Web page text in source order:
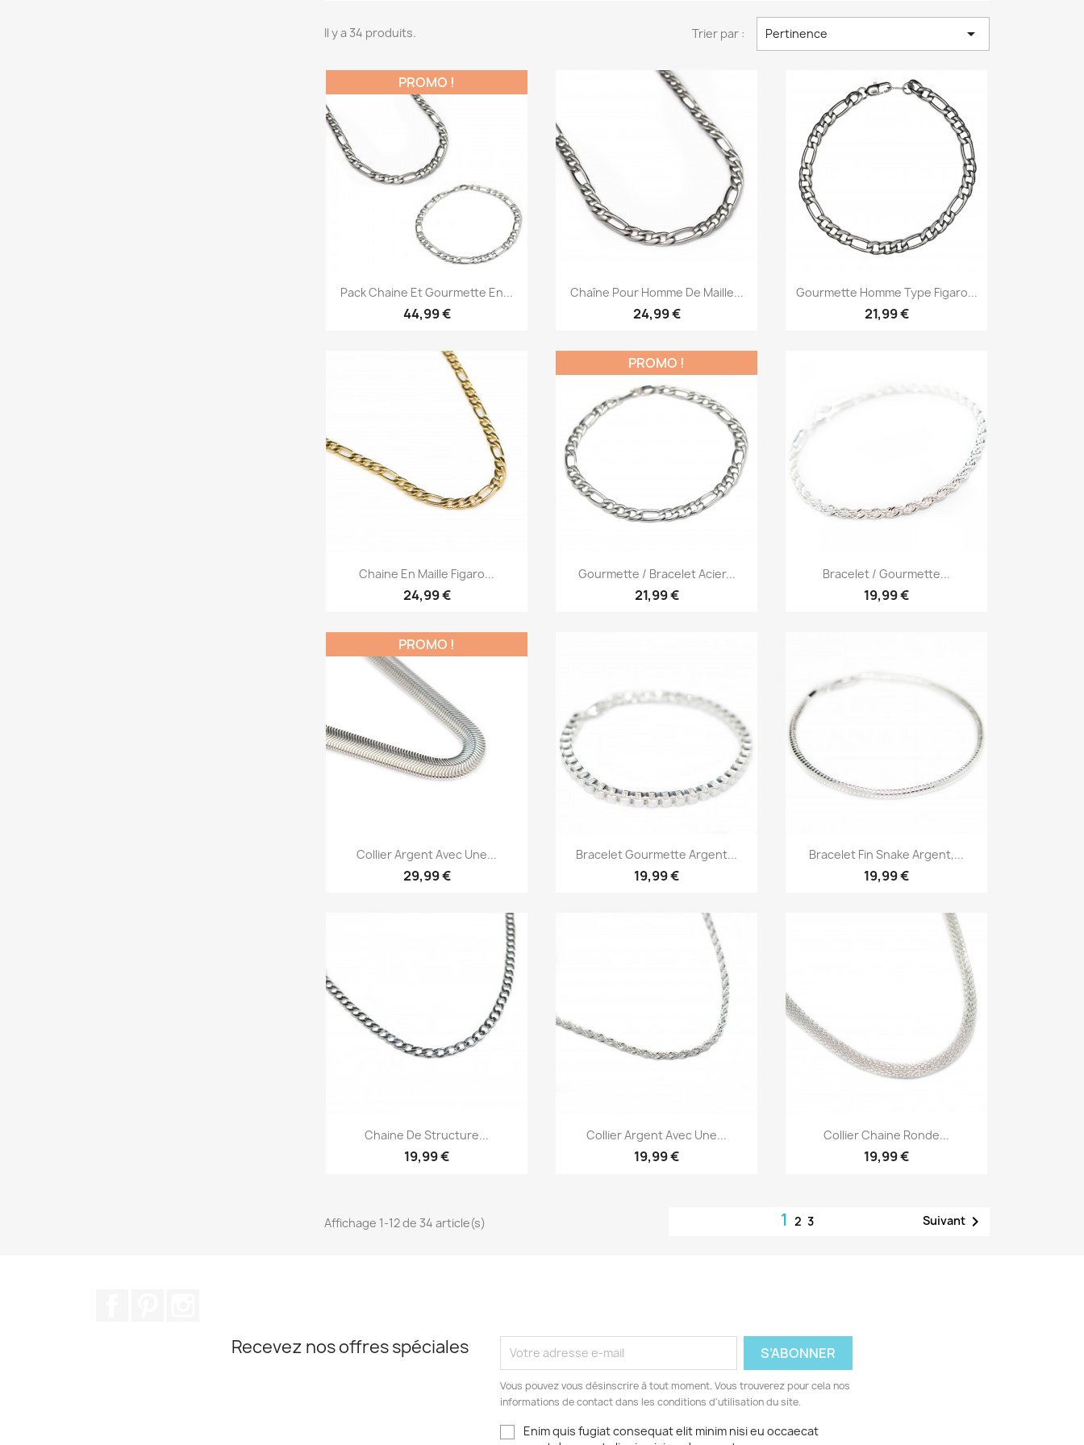
Il y a 34 produits. Trier par : Pertinence 
Aperçu rapide
Pack Chaine Et Gourmette En...
44,99 €
PROMO !
Aperçu rapide
Chaîne Pour Homme De Maille...
24,99 €
Aperçu rapide
Gourmette Homme Type Figaro...
21,99 €
Aperçu rapide
Chaine En Maille Figaro...
24,99 €
Aperçu rapide
Gourmette / Bracelet Acier...
21,99 €
PROMO !
Aperçu rapide
Bracelet / Gourmette...
19,99 €
Aperçu rapide
Collier Argent Avec Une...
29,99 €
PROMO !
Aperçu rapide
Bracelet Gourmette Argent...
19,99 €
Aperçu rapide
Bracelet Fin Snake Argent,...
19,99 €
Aperçu rapide
Chaine De Structure...
19,99 €
Aperçu rapide
Collier Argent Avec Une...
19,99 €
Aperçu rapide
Collier Chaine Ronde...
19,99 €
Affichage 1-12 de 34 article(s) 123 Suivant
Recevez nos offres spéciales
Vous pouvez vous désinscrire à tout moment. Vous trouverez pour cela nos
informations de contact dans les conditions d'utilisation du site.
Enim quis fugiat consequat elit minim nisi eu occaecat